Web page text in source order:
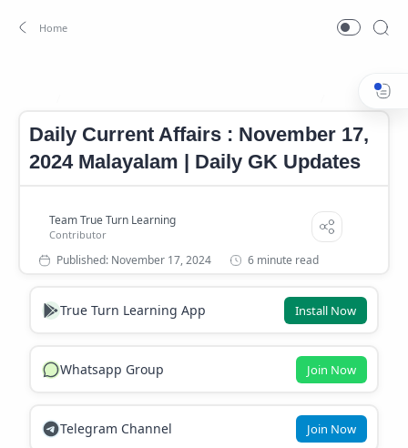
Current
Daily Current Affairs : November 17,
2024 Malayalam | Daily GK Updates
6 minute read
True Turn Learning App Install Now
Whatsapp Group Join Now
Telegram Channel Join Now